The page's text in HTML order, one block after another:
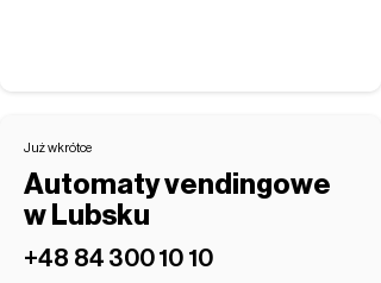
Już wkrótce
Automaty vendingowe
w Lubsku
‭+48 84 300 10 10‬